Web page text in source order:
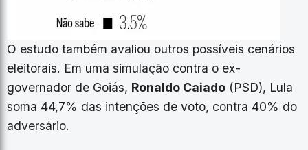
O estudo também avaliou outros possíveis cenários
eleitorais. Em uma simulação contra o ex-
governador de Goiás, Ronaldo Caiado (PSD), Lula
soma 44,7% das intenções de voto, contra 40% do
adversário.